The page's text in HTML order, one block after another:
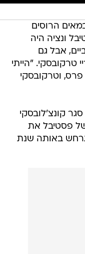
הרוסים
ונציה היה
אבל גם
טרקובסקי. "הייתי
וטרקובסקי
מכן, סגר קונצ'לובסקי
פסטיבל את
באותה שנת